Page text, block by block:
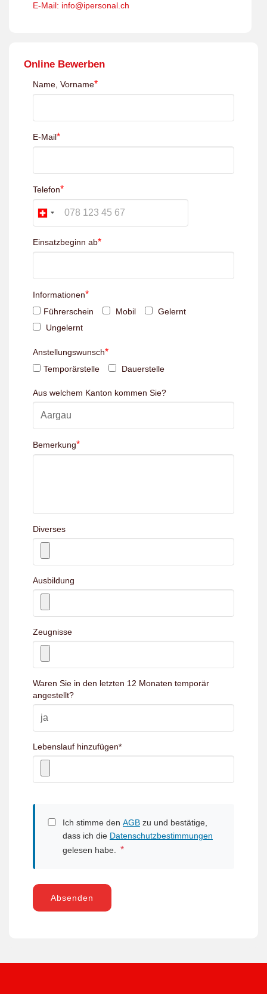
E-Mail: info@ipersonal.ch
Online Bewerben
Name, Vorname*
E-Mail*
Telefon*
Einsatzbeginn ab*
Informationen*
Führerschein Mobil
Gelernt
Ungelernt
Anstellungswunsch*
Temporärstelle Dauerstelle
Aus welchem Kanton kommen Sie?
Bemerkung*
Diverses
Ausbildung
Zeugnisse
Waren Sie in den letzten 12 Monaten temporär
angestellt?
Lebenslauf hinzufügen*
Ich stimme den AGB zu und bestätige,
dass ich die Datenschutzbestimmungen
gelesen habe.
*
Absenden